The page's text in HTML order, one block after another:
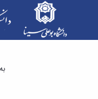
آدرس کانال